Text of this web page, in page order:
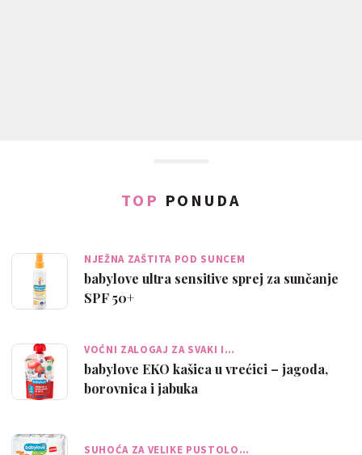
TOP PONUDA
NJEŽNA ZAŠTITA POD SUNCEM
babylove ultra sensitive sprej za sunčanje
SPF 50+
VOĆNI ZALOGAJ ZA SVAKI I…
babylove EKO kašica u vrećici – jagoda,
borovnica i jabuka
SUHOĆA ZA VELIKE PUSTOLO…